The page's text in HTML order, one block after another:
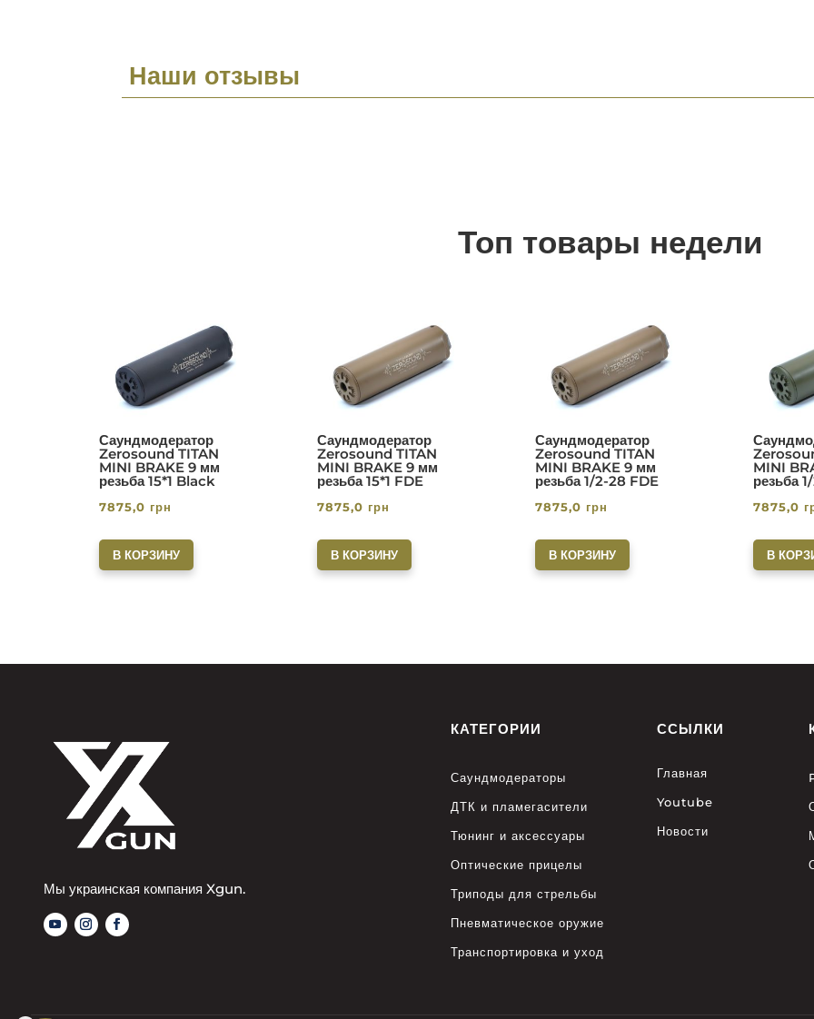
Наши отзывы
Топ товары недели
Саундмодератор
Zerosound TITAN
MINI BRAKE 9 мм
резьба 15*1 Black
7875,0 грн
В КОРЗИНУ
Саундмодератор
Zerosound TITAN
MINI BRAKE 9 мм
резьба 15*1 FDE
7875,0 грн
В КОРЗИНУ
Саундмодератор
Zerosound TITAN
MINI BRAKE 9 мм
резьба 1/2-28 FDE
7875,0 грн
В КОРЗИНУ
MINI
резьба
7875,0
В
Мы украинская компания Xgun.
КАТЕГОРИИ
Саундмодераторы
ДТК и пламегасители
Тюнинг и аксессуары
Оптические прицелы
Триподы для стрельбы
Пневматическое оружие
Транспортировка и уход
ССЫЛКИ
Главная
Youtube
Новости